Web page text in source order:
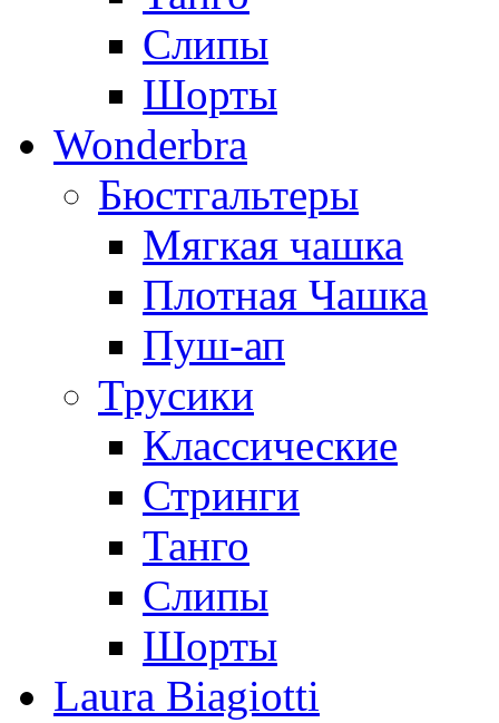
Слипы
Шорты
Wonderbra
Бюстгальтеры
Мягкая чашка
Плотная Чашка
Пуш-ап
Трусики
Классические
Стринги
Танго
Слипы
Шорты
Laura Biagiotti